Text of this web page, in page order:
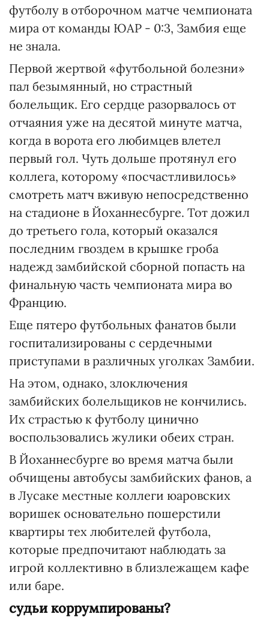
футболу в отборочном матче чемпионата
мира от команды ЮАР - 0:3, Замбия еще
не знала.
Первой жертвой «футбольной болезни»
пал безымянный, но страстный
болельщик. Его сердце разорвалось от
отчаяния уже на десятой минуте матча,
когда в ворота eгo любимцев влетел
первый гол. Чуть дольше протянул его
коллега, которому «посчастливилось»
смотреть матч вживую непосредственно
на стадионе в Йоханнесбурге. Тот дожил
до третьего гола, который оказался
последним гвоздем в крышке гроба
надежд замбийской сборной попасть на
финальную часть чемпионата мира во
Францию.
Еще пятеро футбольных фанатов были
госпитализированы с сердечными
приступами в различных уголках Замбии.
На этом, однако, злоключения
замбийских болельщиков не кончились.
Их страстью к футболу цинично
воспользовались жулики обеих стран.
В Йоханнесбурге во время матча были
обчищены автобусы замбийских фанов, а
в Лусаке местные коллеги юаровских
воришек основательно пошерстили
квартиры тех любителей футбола,
которые предпочитают наблюдать за
игрой коллективно в близлежащем кафе
или баре.
судьи коррумпированы?